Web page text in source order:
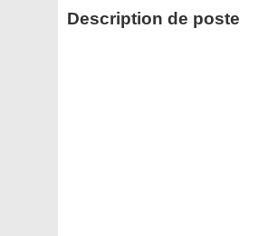
Description de poste